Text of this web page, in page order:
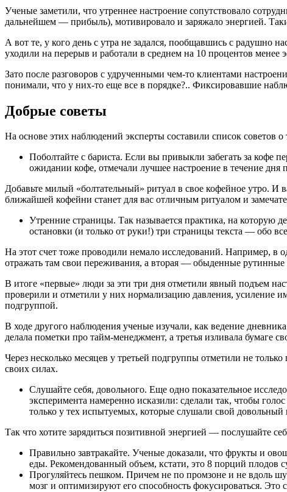
Ученые заметили, что утреннее настроение сопутствовало
дальнейшем — прибыль), мотивировало и заряжало энергией.
А вот те, у кого день с утра не задался, пообщавшись с
уходили на перерыв и работали в среднем на 10 процентов менее
Зато после разговоров с удрученными чем-то клиентами
понимали, что у них-то еще все в порядке?.. Фиксировавшие
Добрые советы
На основе этих наблюдений эксперты составили список советов
Поболтайте с бариста. Если вы привыкли забегать за кофе
ожидании кофе, отмечали лучшее настроение в течение
Добавьте милый «болтательный» ритуал в свое кофейное утро. И
ближайшей кофейни станет для вас отличным ритуалом и
Утренние страницы. Так называется практика, на которую
остановки (и только от руки!) три страницы текста — обо
На этот счет тоже проводили немало исследований. Например, в
отражать там свои переживания, а вторая — обыденные
В итоге «первые» люди за эти три дня отметили явный подъем
проверили и отметили у них нормализацию давления, усиление
подгруппой.
В ходе другого наблюдения ученые изучали, как ведение
делала пометки про тайм-менеджмент, а третья изливала бумаге
Через несколько месяцев у третьей подгруппы отметили не
своих силах.
Слушайте себя, довольного. Еще одно показательное
эксперимента намеренно исказили: сделали так, чтобы
только у тех испытуемых, которые слушали свой довольный
Так что хотите зарядиться позитивной энергией — послушайте
Правильно завтракайте. Ученые доказали, что фрукты и
еды. Рекомендованный объем, кстати, это 8 порций плодов
Прогуляйтесь пешком. Причем не по промзоне и не вдоль
мозг и оптимизируют его способность фокусироваться.